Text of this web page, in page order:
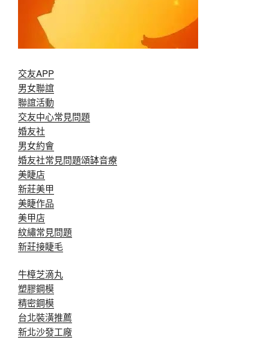
交友APP
男女聯誼
聯誼活動
交友中心常見問題
婚友社
男女約會
婚友社常見問題頌缽音療
美睫店
新莊美甲
美睫作品
美甲店
紋繡常見問題
新莊接睫毛
牛樟芝滴丸
塑膠鋼模
精密鋼模
台北裝潢推薦
新北沙發工廠